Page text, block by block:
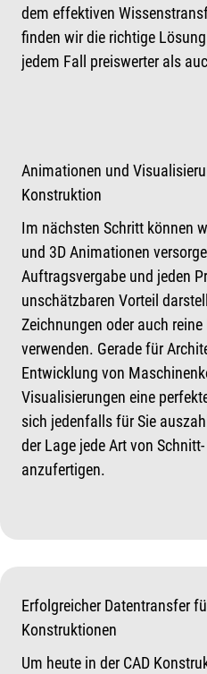
dem effektiven
finden wir die richtige
jedem Fall preiswerter als
Animationen und
Konstruktion
Im nächsten Schritt können
und 3D Animationen
Auftragsvergabe und jeden
unschätzbaren Vorteil
Zeichnungen oder auch
verwenden. Gerade für
Entwicklung von
Visualisierungen eine
sich jedenfalls für Sie
der Lage jede Art von
anzufertigen.
Erfolgreicher Datentransfer
Konstruktionen
Um heute in der CAD